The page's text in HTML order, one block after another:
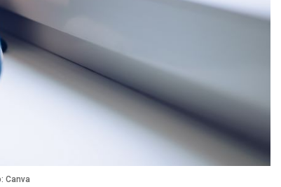
Canva